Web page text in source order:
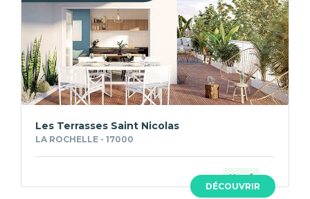
DÉCOUVRIR
Les Terrasses Saint Nicolas
LA ROCHELLE - 17000
Neuf